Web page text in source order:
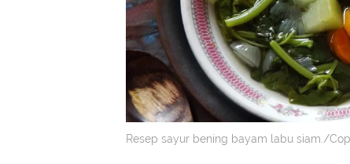
Resep sayur bening bayam labu siam./